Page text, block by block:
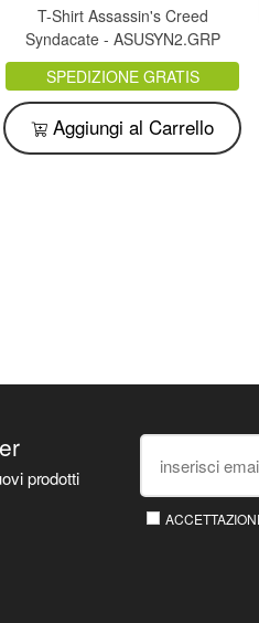
T-Shirt Assassin's Creed
Syndacate - ASUSYN2.GRP
SPEDIZIONE GRATIS
Aggiungi al Carrello
prodotti